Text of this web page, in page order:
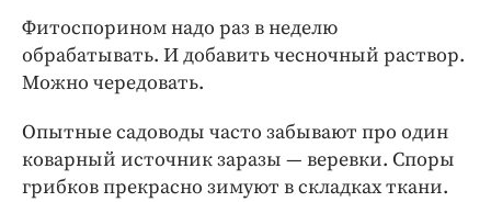
Фитоспорином надо раз в неделю
обрабатывать. И добавить чесночный раствор.
Можно чередовать.
Опытные садоводы часто забывают про один
коварный источник заразы — веревки. Споры
грибков прекрасно зимуют в складках ткани.